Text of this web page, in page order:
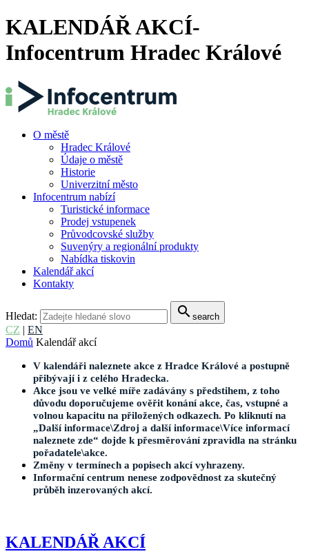
KALENDÁŘ AKCÍ-
Infocentrum Hradec Králové
O městě
Hradec Králové
Údaje o městě
Historie
Univerzitní město
Infocentrum nabízí
Turistické informace
Prodej vstupenek
Průvodcovské služby
Suvenýry a regionální produkty
Nabídka tiskovin
Kalendář akcí
Kontakty
Hledat: search search
CZ | EN
Domů Kalendář akcí
V kalendáři naleznete akce z Hradce Králové a postupně
přibývají i z celého Hradecka.
Akce jsou ve velké míře zadávány s předstihem, z toho
důvodu doporučujeme ověřit konání akce, čas, vstupné a
volnou kapacitu na přiložených odkazech. Po kliknutí na
„Další informace\Zdroj a další informace\Více informací
naleznete zde“ dojde k přesměrování zpravidla na stránku
pořadatele\akce.
Změny v termínech a popisech akcí vyhrazeny.
Informační centrum nenese zodpovědnost za skutečný
průběh inzerovaných akcí.
KALENDÁŘ AKCÍ